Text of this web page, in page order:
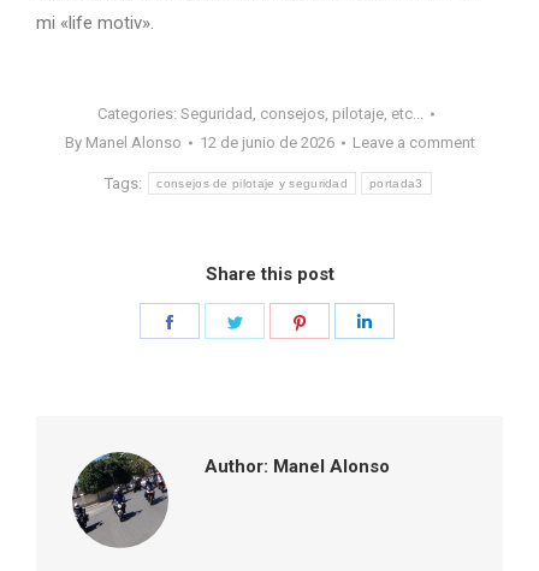
mi «life motiv».
Categories: Seguridad, consejos, pilotaje, etc...
By Manel Alonso 12 de junio de 2026 Leave a comment
Tags: consejos de pilotaje y seguridad portada3
Share this post
Author: Manel Alonso